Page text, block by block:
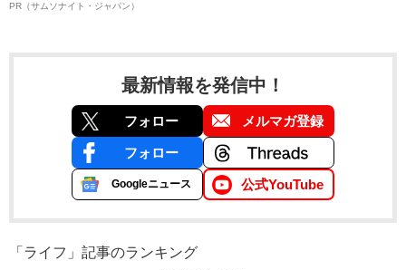
PR（サムソナイト・ジャパン）
最新情報を発信中！
フォロー メルマガ登録
フォロー
Googleニュース 公式YouTube
「ライフ」記事のランキング